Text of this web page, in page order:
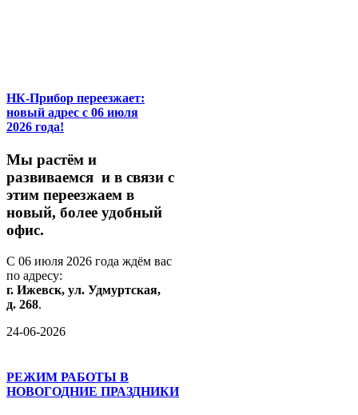
НК-Прибор переезжает:
новый адрес с 06 июля
2026 года!
Мы растём и
развиваемся и в связи с
этим переезжаем в
новый, более удобный
офис.
С 06 июля 2026 года ждём вас
по адресу:
г. Ижевск, ул. Удмуртская,
д. 268.
24-06-2026
РЕЖИМ РАБОТЫ В
НОВОГОДНИЕ ПРАЗДНИКИ